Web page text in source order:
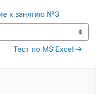
к занятию №3
Тест по MS Excel →